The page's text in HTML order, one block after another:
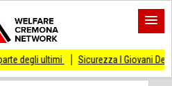
Sicurezza I Giovani Democratici